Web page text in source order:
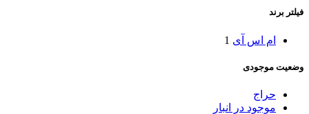
فیلتر برند
ام اس آی 1
وضعیت موجودی
حراج
موجود در انبار